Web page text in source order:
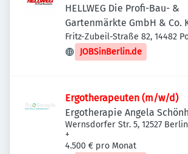
HELLWEG Die Profi-Bau- &
Gartenmärkte GmbH & Co.
Fritz-Zubeil-Straße 82, 14482
Deutschland
JOBSinBerlin.de
Ergotherapeuten (m/w/d)
Ergotherapie Angela
Wernsdorfer Str. 5, 12527
+
4.500 € pro Monat